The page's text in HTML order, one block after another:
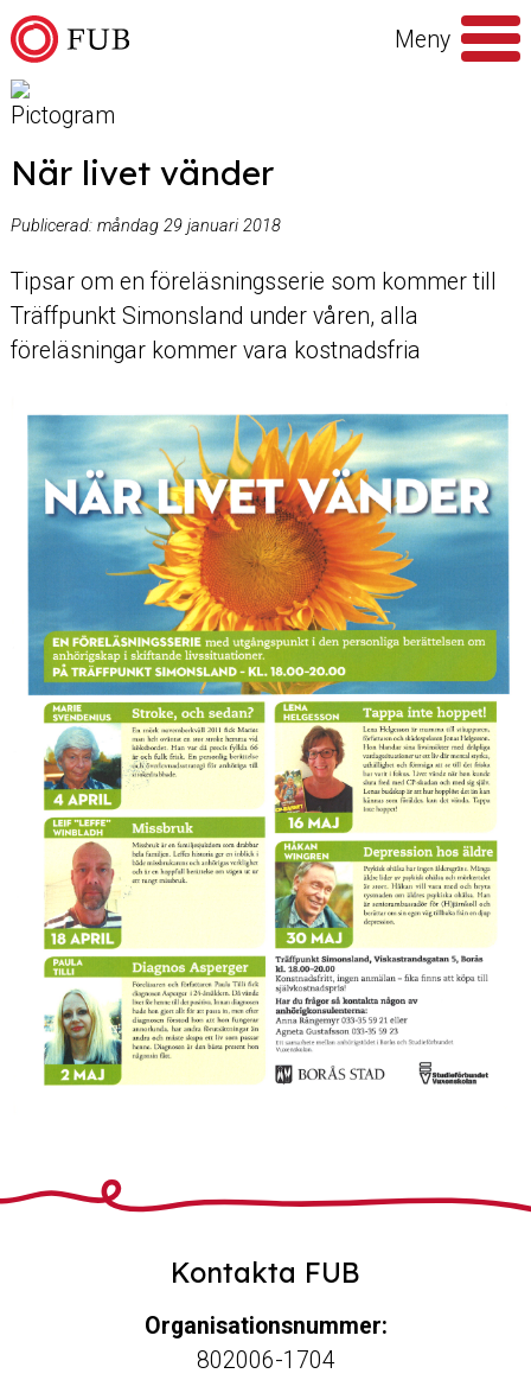
Hoppa till innehåll
Meny
Sök
När livet vänder
Publicerad: måndag 29 januari 2018
Tipsar om en föreläsningsserie som kommer till
Träffpunkt Simonsland under våren, alla
föreläsningar kommer vara kostnadsfria
Kontakta FUB
Organisationsnummer:
802006-1704